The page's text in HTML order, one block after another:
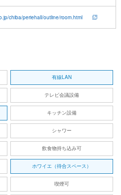
chiba/periehall/outline/room.html
有線LAN
テレビ会議設備
キッチン設備
シャワー
飲食物持ち込み可
ホワイエ（待合スペース）
喫煙可